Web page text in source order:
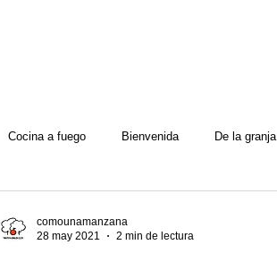
Cocina a fuego Bienvenida De la granja
comounamanzana
28 may 2021
2 min de lectura